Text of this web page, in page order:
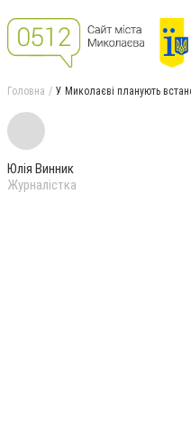
Головна У Миколаєві планують
Юлія Винник
Журналістка